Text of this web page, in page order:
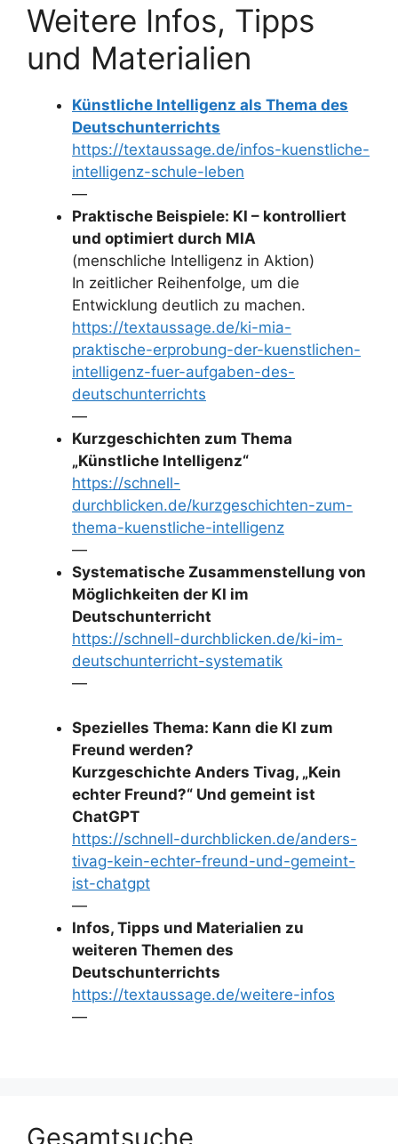
Weitere Infos, Tipps
und Materialien
Künstliche Intelligenz als Thema des
Deutschunterrichts
https://textaussage.de/infos-kuenstliche-
intelligenz-schule-leben
—
Praktische Beispiele: KI – kontrolliert
und optimiert durch MIA
(menschliche Intelligenz in Aktion)
In zeitlicher Reihenfolge, um die
Entwicklung deutlich zu machen.
https://textaussage.de/ki-mia-
praktische-erprobung-der-kuenstlichen-
intelligenz-fuer-aufgaben-des-
deutschunterrichts
—
Kurzgeschichten zum Thema
„Künstliche Intelligenz“
https://schnell-
durchblicken.de/kurzgeschichten-zum-
thema-kuenstliche-intelligenz
—
Systematische Zusammenstellung von
Möglichkeiten der KI im
Deutschunterricht
https://schnell-durchblicken.de/ki-im-
deutschunterricht-systematik
—
Spezielles Thema: Kann die KI zum
Freund werden?
Kurzgeschichte Anders Tivag, „Kein
echter Freund?“ Und gemeint ist
ChatGPT
https://schnell-durchblicken.de/anders-
tivag-kein-echter-freund-und-gemeint-
ist-chatgpt
—
Infos, Tipps und Materialien zu
weiteren Themen des
Deutschunterrichts
https://textaussage.de/weitere-infos
—
Gesamtsuche